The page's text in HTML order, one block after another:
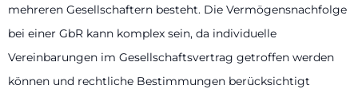
mehreren Gesellschaftern besteht. Die Vermögensnachfolge
bei einer GbR kann komplex sein, da individuelle
Vereinbarungen im Gesellschaftsvertrag getroffen werden
können und rechtliche Bestimmungen berücksichtigt